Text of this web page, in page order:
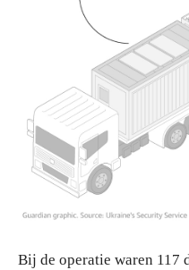
Bij de operatie waren 117